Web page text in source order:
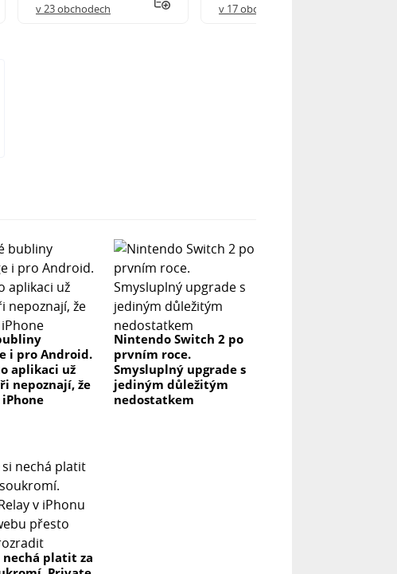
v 23 obchodech
v 17 obchodech
i pro Android.
aplikaci už
nepoznají, že
Nintendo Switch 2 po
prvním roce.
Smysluplný upgrade s
jediným důležitým
nedostatkem
nechá platit za